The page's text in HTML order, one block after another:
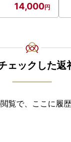
14,000
ェックした返
覧で、ここに履